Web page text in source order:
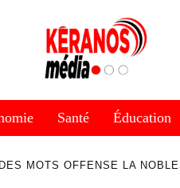
Santé Éducation
MOTS OFFENSE LA